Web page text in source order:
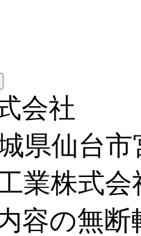
会社
県仙台
業株式
容の無